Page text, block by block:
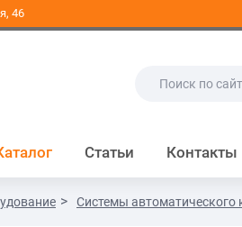
46
Статьи Контакты
Системы автоматического